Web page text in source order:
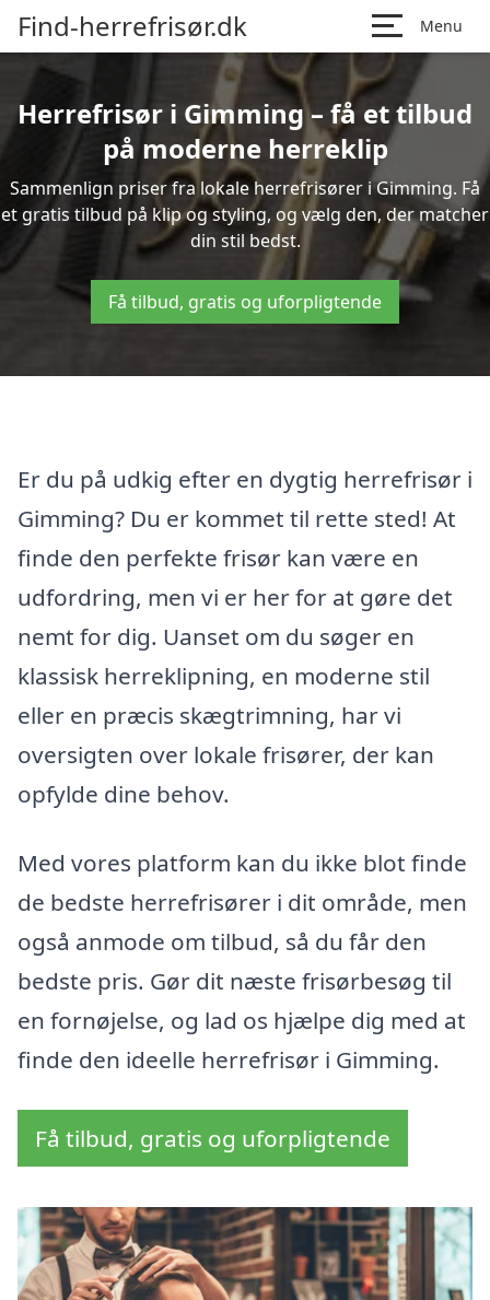
Find-herrefrisør.dk Menu
Herrefrisør i Gimming – få et tilbud
på moderne herreklip
Sammenlign priser fra lokale herrefrisører i Gimming. Få
et gratis tilbud på klip og styling, og vælg den, der matcher
din stil bedst.
Få tilbud, gratis og uforpligtende
Er du på udkig efter en dygtig herrefrisør i
Gimming? Du er kommet til rette sted! At
finde den perfekte frisør kan være en
udfordring, men vi er her for at gøre det
nemt for dig. Uanset om du søger en
klassisk herreklipning, en moderne stil
eller en præcis skægtrimning, har vi
oversigten over lokale frisører, der kan
opfylde dine behov.
Med vores platform kan du ikke blot finde
de bedste herrefrisører i dit område, men
også anmode om tilbud, så du får den
bedste pris. Gør dit næste frisørbesøg til
en fornøjelse, og lad os hjælpe dig med at
finde den ideelle herrefrisør i Gimming.
Få tilbud, gratis og uforpligtende